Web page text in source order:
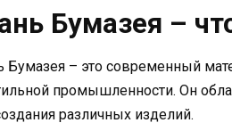
Бумазея –
Бумазея – это современный
промышленности. Он
различных изделий.